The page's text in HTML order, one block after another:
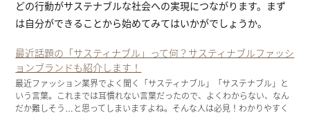
どの行動がサステナブルな社会への実現につながります。まず
は自分ができることから始めてみてはいかがでしょうか。
最近話題の「サスティナブル」って何？サスティナブルファッシ
ョンブランドも紹介します！
最近ファッション業界でよく聞く「サスティナブル」「サステナブル」と
いう言葉。これまでは耳慣れない言葉だったので、よくわからない、なん
だか難しそう…と思ってしまいますよね。そんな人は必見！わかりやすく